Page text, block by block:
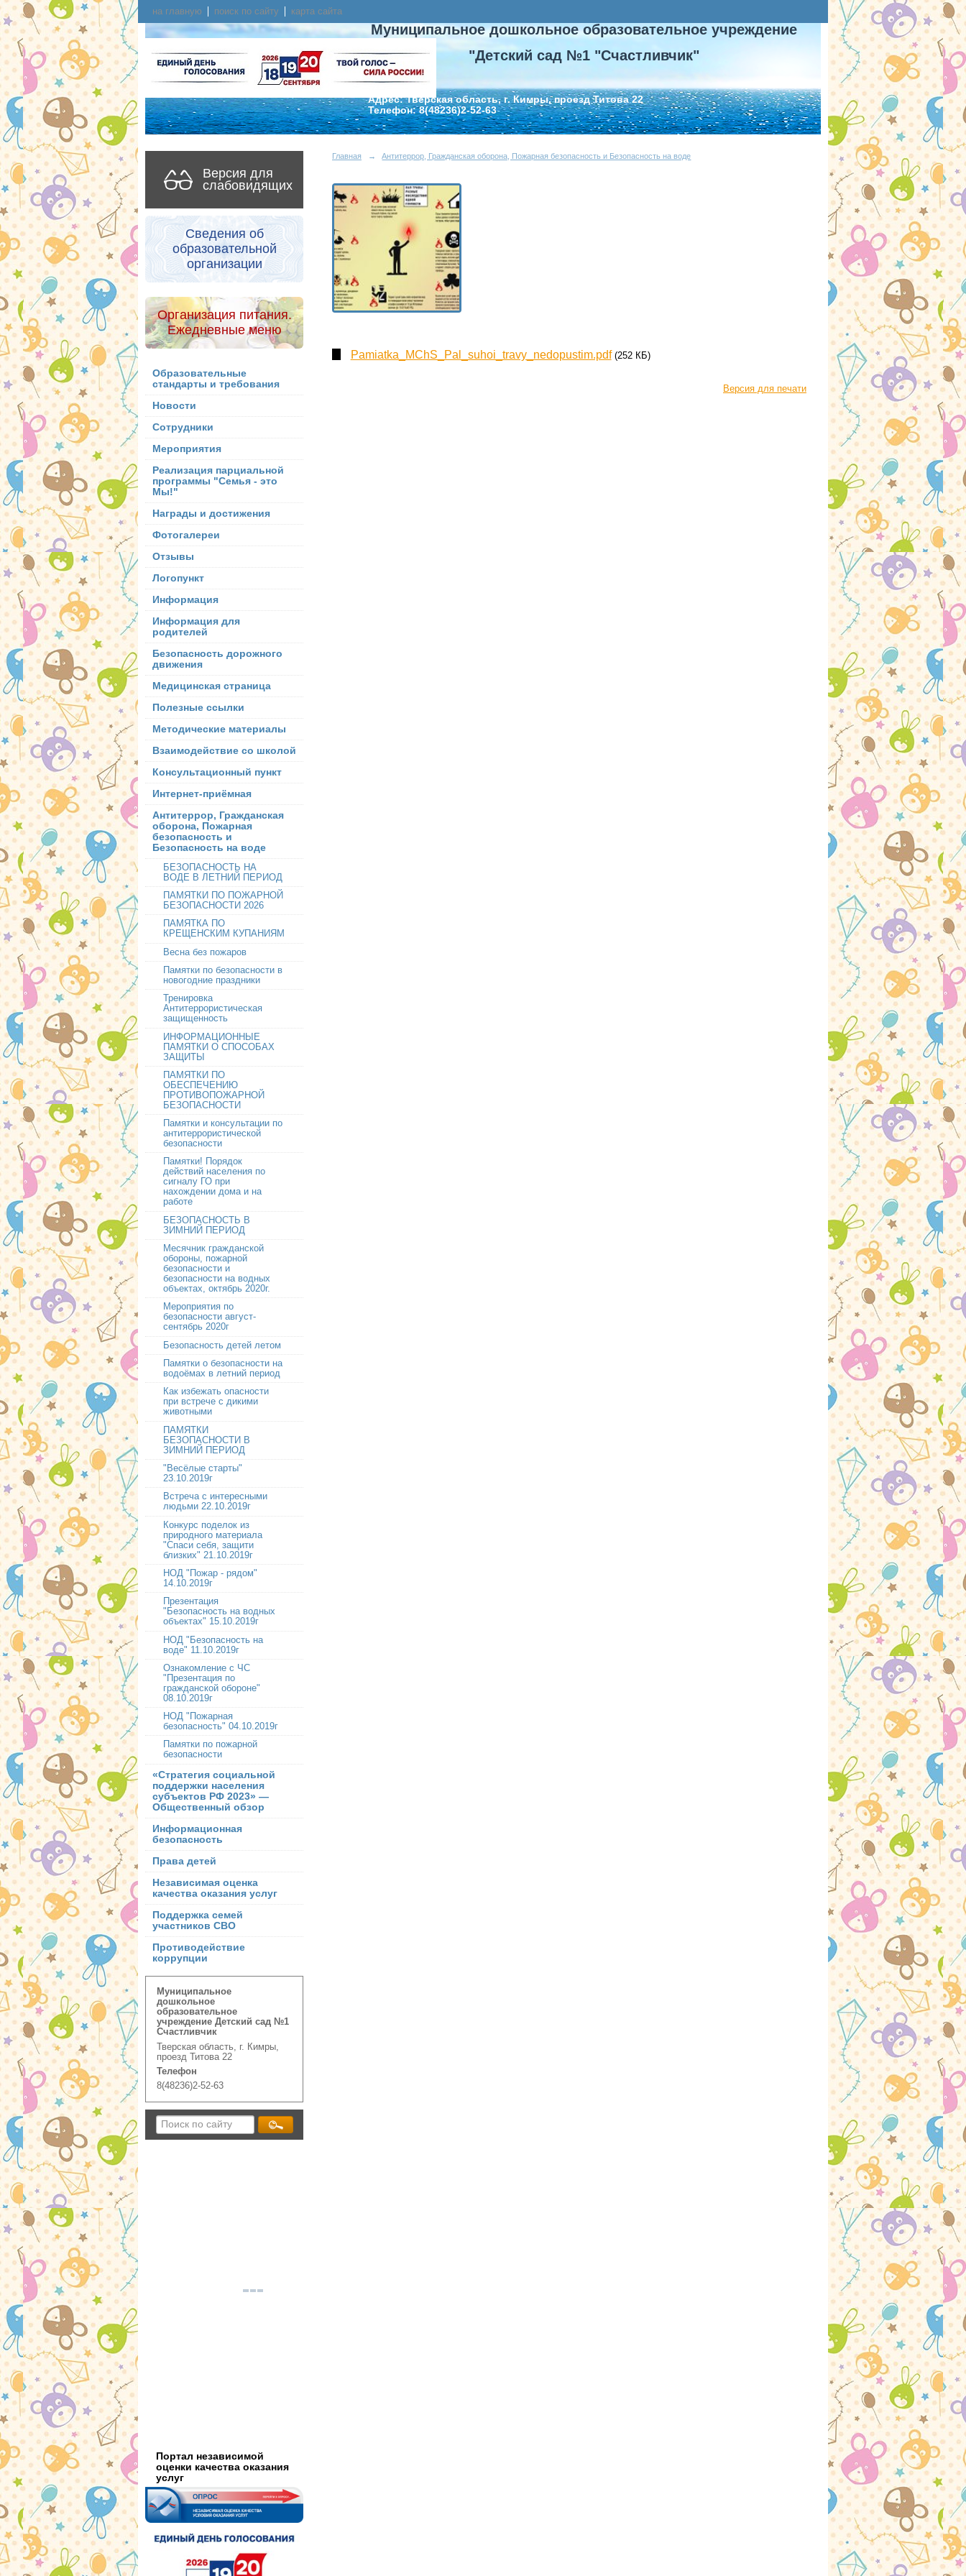
на главную поиск по сайту карта сайта
Муниципальное дошкольное образовательное учреждение
"Детский сад №1 "Счастливчик"
Адрес: Тверская область, г. Кимры, проезд Титова 22
Телефон: 8(48236)2-52-63
Версия для
слабовидящих
Сведения об
образовательной
организации
Организация питания.
Ежедневные меню
Образовательные
стандарты и требования
Новости
Сотрудники
Мероприятия
Реализация парциальной
программы "Семья - это
Мы!"
Награды и достижения
Фотогалереи
Отзывы
Логопункт
Информация
Информация для
родителей
Безопасность дорожного
движения
Медицинская страница
Полезные ссылки
Методические материалы
Взаимодействие со школой
Консультационный пункт
Интернет-приёмная
Антитеррор, Гражданская
оборона, Пожарная
безопасность и
Безопасность на воде
БЕЗОПАСНОСТЬ НА
ВОДЕ В ЛЕТНИЙ ПЕРИОД
ПАМЯТКИ ПО ПОЖАРНОЙ
БЕЗОПАСНОСТИ 2026
ПАМЯТКА ПО
КРЕЩЕНСКИМ КУПАНИЯМ
Весна без пожаров
Памятки по безопасности в
новогодние праздники
Тренировка
Антитеррористическая
защищенность
ИНФОРМАЦИОННЫЕ
ПАМЯТКИ О СПОСОБАХ
ЗАЩИТЫ
ПАМЯТКИ ПО
ОБЕСПЕЧЕНИЮ
ПРОТИВОПОЖАРНОЙ
БЕЗОПАСНОСТИ
Памятки и консультации по
антитеррористической
безопасности
Памятки! Порядок
действий населения по
сигналу ГО при
нахождении дома и на
работе
БЕЗОПАСНОСТЬ В
ЗИМНИЙ ПЕРИОД
Месячник гражданской
обороны, пожарной
безопасности и
безопасности на водных
объектах, октябрь 2020г.
Мероприятия по
безопасности август-
сентябрь 2020г
Безопасность детей летом
Памятки о безопасности на
водоёмах в летний период
Как избежать опасности
при встрече с дикими
животными
ПАМЯТКИ
БЕЗОПАСНОСТИ В
ЗИМНИЙ ПЕРИОД
"Весёлые старты"
23.10.2019г
Встреча с интересными
людьми 22.10.2019г
Конкурс поделок из
природного материала
"Спаси себя, защити
близких" 21.10.2019г
НОД "Пожар - рядом"
14.10.2019г
Презентация
"Безопасность на водных
объектах" 15.10.2019г
НОД "Безопасность на
воде" 11.10.2019г
Ознакомление с ЧС
"Презентация по
гражданской обороне"
08.10.2019г
НОД "Пожарная
безопасность" 04.10.2019г
Памятки по пожарной
безопасности
«Стратегия социальной
поддержки населения
субъектов РФ 2023» —
Общественный обзор
Информационная
безопасность
Права детей
Независимая оценка
качества оказания услуг
Поддержка семей
участников СВО
Противодействие
коррупции
Муниципальное
дошкольное
образовательное
учреждение Детский сад №1
Счастливчик
Тверская область, г. Кимры,
проезд Титова 22
Телефон
8(48236)2-52-63
Портал независимой
оценки качества оказания
услуг
Главная → Антитеррор, Гражданская оборона, Пожарная безопасность и Безопасность на воде
Pamiatka_MChS_Pal_suhoi_travy_nedopustim.pdf (252 КБ)
Версия для печати